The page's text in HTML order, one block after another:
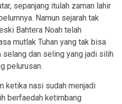
sepanjang itulah zaman lahir
Namun sejarah tak
Bahtera Noah telah
mutlak Tuhan yang tak bisa
selang dan seling yang jadi silih
pelurusan.
ketika nasi sudah menjadi
berfaedah ketimbang